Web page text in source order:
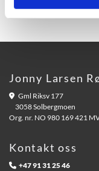
Jonny Larsen
 Gml Riksv 177
3058 Solbergmoen
Org. nr. NO 980 169 421
Kontakt oss
 +47 91 31 25 46